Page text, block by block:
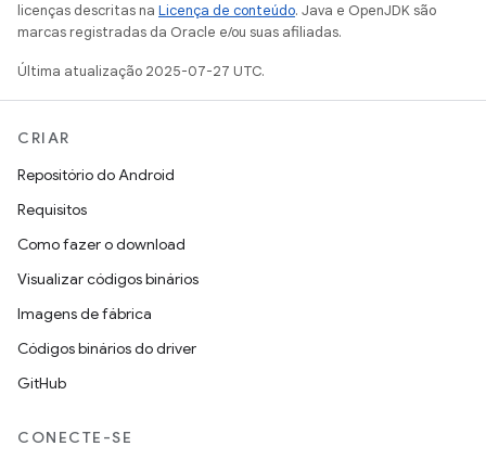
licenças descritas na Licença de conteúdo. Java e OpenJDK são
marcas registradas da Oracle e/ou suas afiliadas.
Última atualização 2025-07-27 UTC.
CRIAR
Repositório do Android
Requisitos
Como fazer o download
Visualizar códigos binários
Imagens de fábrica
Códigos binários do driver
GitHub
CONECTE-SE